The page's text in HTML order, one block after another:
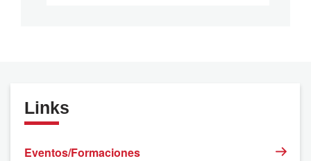
Links
Eventos/Formaciones